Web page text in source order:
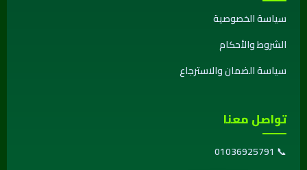
سياسة الخصوصية
الشروط والأحكام
سياسة الضمان والاسترجاع
تواصل معنا
📞
01036925791